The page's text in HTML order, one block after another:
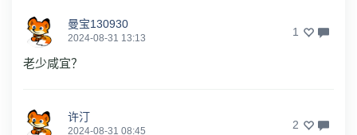
曼宝130930
2024-08-31 13:13 1
老少咸宜？
许汀
2024-08-31 08:45 2